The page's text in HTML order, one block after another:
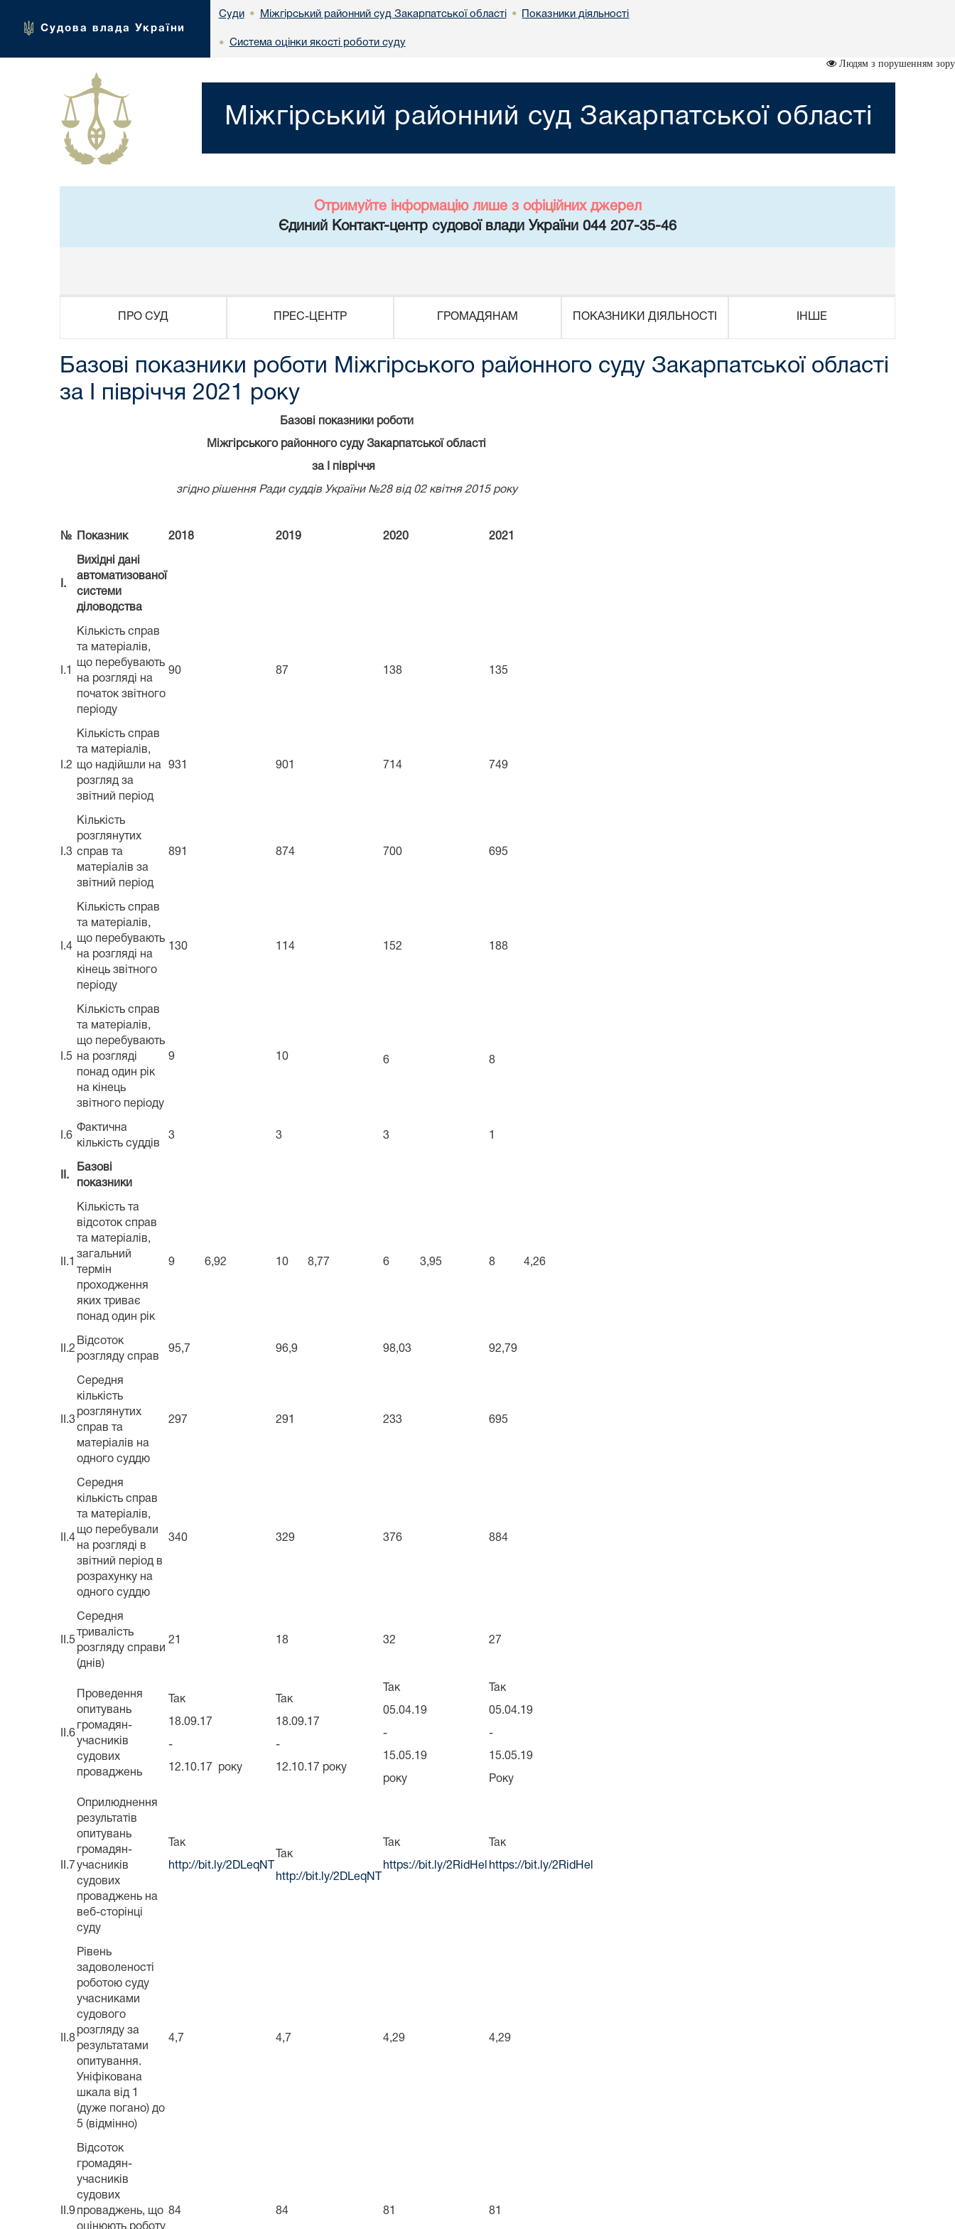
Судова влада України
Суди • Міжгірський районний суд Закарпатської області • Показники діяльності
• Система оцінки якості роботи суду
Людям з порушенням зору
Міжгірський районний суд Закарпатської області
Отримуйте інформацію лише з офіційних джерел
Єдиний Контакт-центр судової влади України 044 207-35-46
ПРО СУД ПРЕС-ЦЕНТР ГРОМАДЯНАМ ПОКАЗНИКИ ДІЯЛЬНОСТІ ІНШЕ
Базові показники роботи Міжгірського районного суду Закарпатської області
за І півріччя 2021 року
Базові показники роботи
Міжгірського районного суду Закарпатської області
за І півріччя
згідно рішення Ради суддів України №28 від 02 квітня 2015 року
№ Показник 2018 2019 2020 2021
І.
Вихідні дані
автоматизованої
системи
діловодства
I.1
Кількість справ
та матеріалів,
що перебувають
на розгляді на
початок звітного
періоду
90 87 138 135
I.2
Кількість справ
та матеріалів,
що надійшли на
розгляд за
звітний період
931 901 714 749
I.3
Кількість
розглянутих
справ та
матеріалів за
звітний період
891 874 700 695
I.4
Кількість справ
та матеріалів,
що перебувають
на розгляді на
кінець звітного
періоду
130 114 152 188
I.5
Кількість справ
та матеріалів,
що перебувають
на розгляді
понад один рік
на кінець
звітного періоду
9 10 6 8
I.6
Фактична
кількість суддів
3 3 3 1
II.
Базові
показники
II.1
Кількість та
відсоток справ
та матеріалів,
загальний
термін
проходження
яких триває
понад один рік
9 6,92 10 8,77 6 3,95 8 4,26
II.2
Відсоток
розгляду справ
95,7 96,9 98,03 92,79
II.3
Середня
кількість
розглянутих
справ та
матеріалів на
одного суддю
297 291 233 695
II.4
Середня
кількість справ
та матеріалів,
що перебували
на розгляді в
звітний період в
розрахунку на
одного суддю
340 329 376 884
II.5
Середня
тривалість
розгляду справи
(днів)
21 18 32 27
II.6
Проведення
опитувань
громадян-
учасників
судових
проваджень
Так
18.09.17
-
12.10.17 року
Так
18.09.17
-
12.10.17 року
Так
05.04.19
-
15.05.19
року
Так
05.04.19
-
15.05.19
Року
II.7
Оприлюднення
результатів
опитувань
громадян-
учасників
судових
проваджень на
веб-сторінці
суду
Так
http://bit.ly/2DLeqNT
Так
http://bit.ly/2DLeqNT
Так
https://bit.ly/2RidHel
Так
https://bit.ly/2RidHel
II.8
Рівень
задоволеності
роботою суду
учасниками
судового
розгляду за
результатами
опитування.
Уніфікована
шкала від 1
(дуже погано) до
5 (відмінно)
4,7 4,7 4,29 4,29
II.9
Відсоток
громадян-
учасників
судових
проваджень, що
оцінюють роботу
84 84 81 81